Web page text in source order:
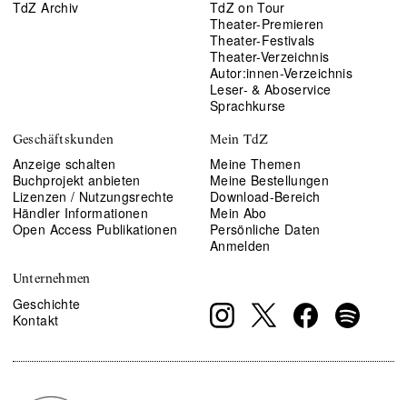
TdZ Archiv
TdZ on Tour
Theater-Premieren
Theater-Festivals
Theater-Verzeichnis
Autor:innen-Verzeichnis
Leser- & Aboservice
Sprachkurse
Geschäftskunden
Anzeige schalten
Buchprojekt anbieten
Lizenzen / Nutzungsrechte
Händler Informationen
Open Access Publikationen
Mein TdZ
Meine Themen
Meine Bestellungen
Download-Bereich
Mein Abo
Persönliche Daten
Anmelden
Unternehmen
Geschichte
Kontakt